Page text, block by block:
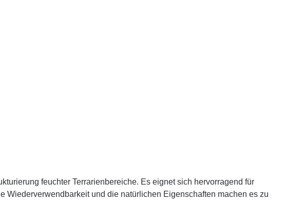
feuchter Terrarienbereiche. Es eignet sich hervorragend für
und die natürlichen Eigenschaften machen es zu